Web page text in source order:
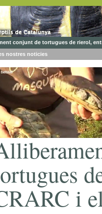
conjunt de tortugues de rierol,
nostres noticies
i